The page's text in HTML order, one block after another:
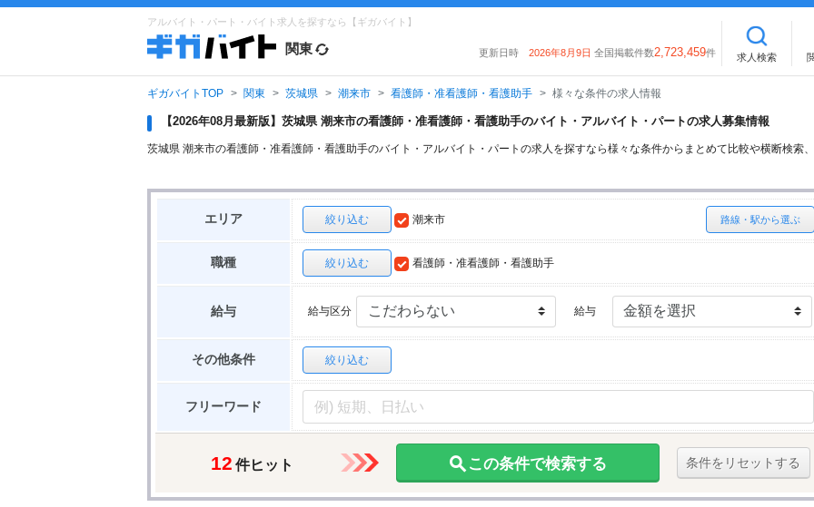
アルバイト・パート・バイト求人を探すなら【ギガバイト】
関東 更新日時 2026年8月9日 全国掲載件数2,723,459件 求人検索
ギガバイトTOP 関東 茨城県 潮来市 看護師・准看護師・看護助手 様々な条件の求人情報
【2026年08月最新版】茨城県 潮来市の看護師・准看護師・看護助手のバイト・アルバイト・パートの求人募集情報
茨城県 潮来市の看護師・准看護師・看護助手のバイト・アルバイト・パートの求人を探すなら様々な条件からまとめて比較や横断検索
エリア 絞り込む 路線・駅から選ぶ
潮来市
職種 絞り込む 看護師・准看護師・看護助手
給与 給与区分 給与
その他条件 絞り込む
フリーワード
12 件ヒット この条件で検索する 条件をリセットする